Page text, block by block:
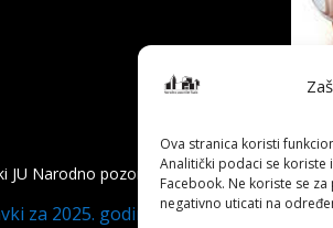
Ova stranica koristi
Analitički podaci se koriste
Facebook. Ne koriste se
negativno uticati na
JU Narodno pozorište Tuzla možete naći na
za 2025. godinu